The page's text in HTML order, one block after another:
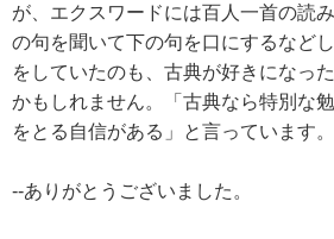
が、エクスワードには百人一首の読
の句を聞いて下の句を口にするなど
をしていたのも、古典が好きになっ
かもしれません。「古典なら特別な
をとる自信がある」と言っています。
--ありがとうございました。